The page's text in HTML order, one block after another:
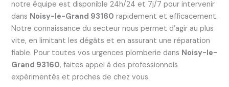
notre équipe est disponible 24h/24 et 7j/7 pour intervenir
dans Noisy-le-Grand 93160 rapidement et efficacement.
Notre connaissance du secteur nous permet d’agir au plus
vite, en limitant les dégâts et en assurant une réparation
fiable. Pour toutes vos urgences plomberie dans Noisy-le-
Grand 93160, faites appel à des professionnels
expérimentés et proches de chez vous.